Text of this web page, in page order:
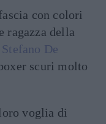
con colori
ragazza della
Stefano De
scuri molto
voglia di